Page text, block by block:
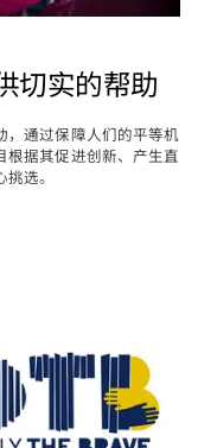
切实的帮助
，通过保障人们的平等机
根据其促进创新、产生直
选。